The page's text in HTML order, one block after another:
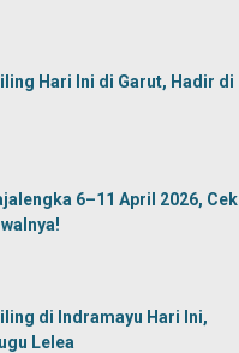
Hari Ini di Garut, Hadir di
6–11 April 2026, Cek
di Indramayu Hari Ini,
Lelea